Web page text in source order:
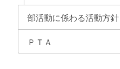
部活動に係わる活動方針
ＰＴＡ